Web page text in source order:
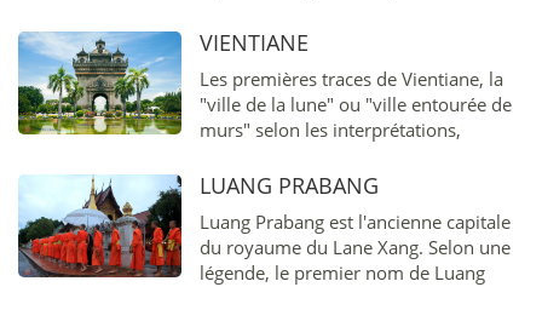
environ 460 jarres d’origine inconnue,
mais prouvant l’existence d’une
civilisation à cette époque.
VIENTIANE
Les premières traces de Vientiane, la
"ville de la lune" ou "ville entourée de
murs" selon les interprétations,
seulement au XVIème siècle, sous le
devient pour la première fois capitale
du pays.
LUANG PRABANG
Luang Prabang est l'ancienne capitale
du royaume du Lane Xang. Selon une
légende, le premier nom de Luang